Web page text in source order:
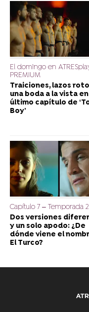
El domingo en
PREMIUM
Traiciones, lazos
una boda a la vista
último capítulo de
Boy’
Capítulo 7 – Temporada 2
Dos versiones
y un solo apodo: ¿De
dónde viene el
El Turco?